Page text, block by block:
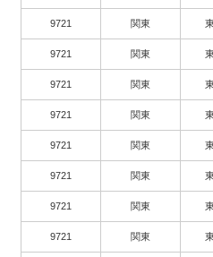
9721 関東
9721 関東
9721 関東
9721 関東
9721 関東
9721 関東
9721 関東
9721 関東